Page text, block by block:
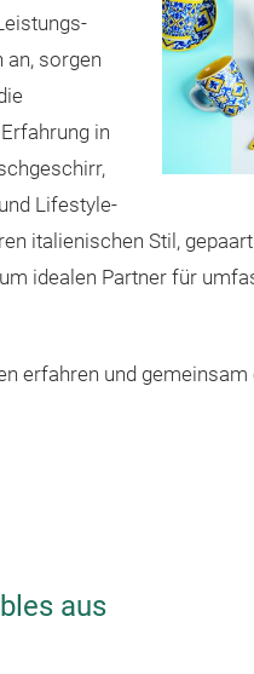
an, sorgen
in
Lifestyle-
italienischen Stil,
idealen Partner für
erfahren und
aus